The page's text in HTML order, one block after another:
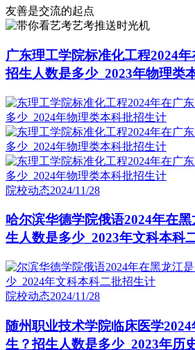
友善是交流的起点
艺考推送时光机
广东理工学院标准化工程2024
招生人数是多少_2023年物理类
院校动态2024/11/28
哈尔滨华德学院俄语2024年在
生人数是多少_2023年文科本科
院校动态2024/11/28
随州职业技术学院临床医学
生？招生人数是多少_2023年历